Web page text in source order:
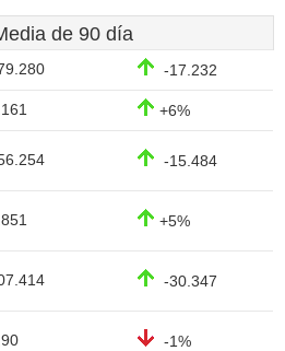
de 90 día
-17.232
+6%
-15.484
+5%
-30.347
-1%